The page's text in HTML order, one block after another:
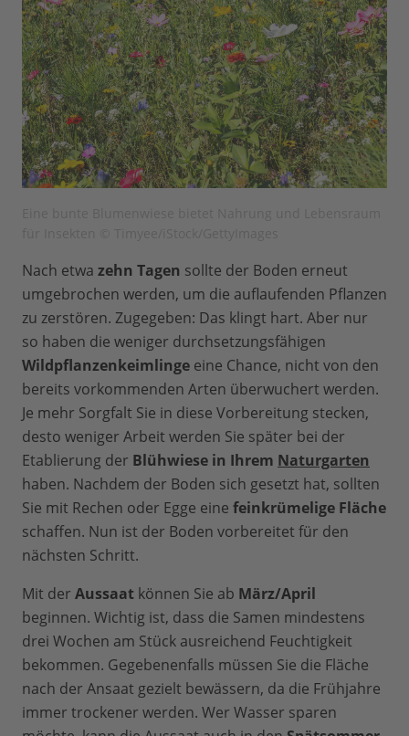
Nach etwa zehn Tagen sollte der Boden erneut
umgebrochen werden, um die auflaufenden Pflanzen
zu zerstören. Zugegeben: Das klingt hart. Aber nur
so haben die weniger durchsetzungsfähigen
Wildpflanzenkeimlinge eine Chance, nicht von den
bereits vorkommenden Arten überwuchert werden.
Je mehr Sorgfalt Sie in diese Vorbereitung stecken,
desto weniger Arbeit werden Sie später bei der
Etablierung der Blühwiese in Ihrem Naturgarten
haben. Nachdem der Boden sich gesetzt hat, sollten
Sie mit Rechen oder Egge eine feinkrümelige Fläche
schaffen. Nun ist der Boden vorbereitet für den
nächsten Schritt.
Mit der Aussaat können Sie ab März/April
beginnen. Wichtig ist, dass die Samen mindestens
drei Wochen am Stück ausreichend Feuchtigkeit
bekommen. Gegebenenfalls müssen Sie die Fläche
nach der Ansaat gezielt bewässern, da die Frühjahre
immer trockener werden. Wer Wasser sparen